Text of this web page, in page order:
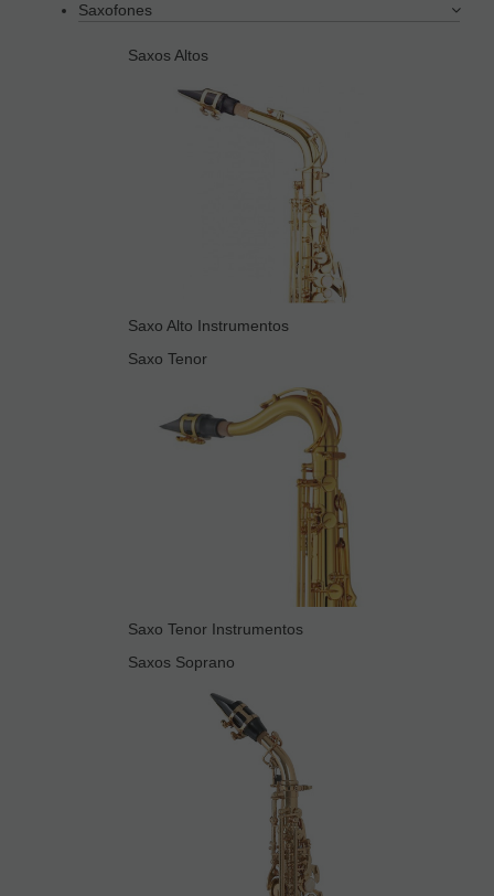
Saxofones
Saxos Altos
Saxo Alto Instrumentos
Saxo Tenor
Saxo Tenor Instrumentos
Saxos Soprano